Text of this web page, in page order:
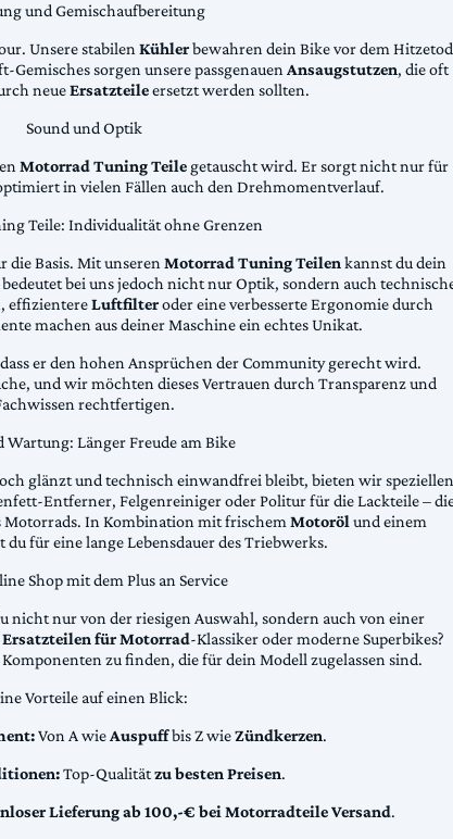
und Gemischaufbereitung
Unsere stabilenKühlerbewahren dein Bike vor dem
sorgen unsere passgenauenAnsaugstutzen, die oft
neueErsatzteileersetzt werden sollten.
Sound und Optik
Motorrad Tuning Teile getauscht wird. Er sorgt nicht nur für
in vielen Fällen auch den Drehmomentverlauf.
Teile: Individualität ohne Grenzen
die Basis. Mit unserenMotorrad Tuning Teilenkannst du dein
bei uns jedoch nicht nur Optik, sondern auch
effizientereLuftfilteroder eine verbesserte Ergonomie durch
machen aus deiner Maschine ein echtes Unikat.
er den hohen Ansprüchen der Community gerecht wird.
und wir möchten dieses Vertrauen durch Transparenz und
rechtfertigen.
Wartung: Länger Freude am Bike
glänzt und technisch einwandfrei bleibt, bieten wir speziellen
Entferner, Felgenreiniger oder Politur für die Lackteile –
Motorrads. In Kombination mit frischemMotorölund einem
du für eine lange Lebensdauer des Triebwerks.
Shop mit dem Plus an Service
nicht nur von der riesigen Auswahl, sondern auch von einer
Ersatzteilen für Motorrad-Klassiker oder moderne Superbikes?
zu finden, die für dein Modell zugelassen sind.
Vorteile auf einen Blick:
Von A wieAuspuffbis Z wieZündkerzen.
Top-Qualitätzu besten Preisen.
Lieferung ab 100,-€ bei Motorradteile Versand.